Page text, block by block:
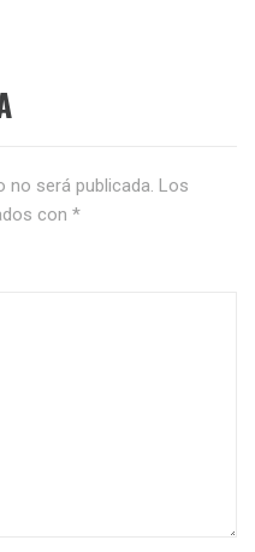
no será publicada. Los
con *